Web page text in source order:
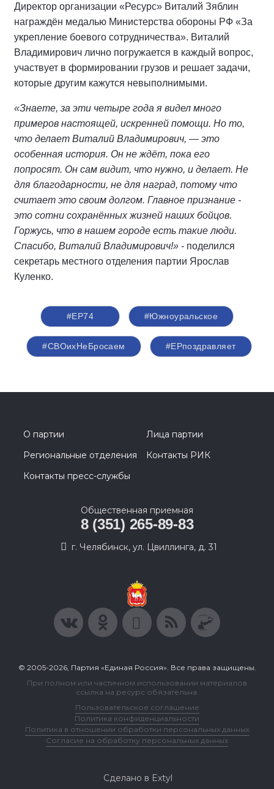
Директор организации «Ресурс» Виталий Зяблин
награждён медалью Министерства обороны РФ «За
укрепление боевого сотрудничества». Виталий
Владимирович лично погружается в каждый вопрос,
участвует в формировании грузов и решает задачи,
которые другим кажутся невыполнимыми.
«Знаете, за эти четыре года я видел много
примеров настоящей, искренней помощи. Но то,
что делает Виталий Владимирович, — это
особенная история. Он не ждёт, пока его
попросят. Он сам видит, что нужно, и делает. Не
для благодарности, не для наград, потому что
считает это своим долгом. Главное признание -
это сотни сохранённых жизней наших бойцов.
Горжусь, что в нашем городе есть такие люди.
Спасибо, Виталий Владимирович!» - поделился
секретарь местного отделения партии Ярослав
Куленко.
#ЕР74 #Южноуральское
#СВОихНеБросаем #ЕРпоздравляет
О партии
Лица партии
Региональные отделения
Контакты РИК
Контакты пресс-службы
Общественная приемная
8 (351) 265-89-83
г. Челябинск, ул. Цвиллинга, д. 31
© 2005-2026, Партия «Единая Россия». Все права защищены.
При полном или частичном использовании материалов
ссылка на ресурс обязательна.
Пользовательское соглашение
Политика конфиденциальности
Политика в отношении обработки персональных данных
Согласие на обработку персональных данных
Сделано в Extyl